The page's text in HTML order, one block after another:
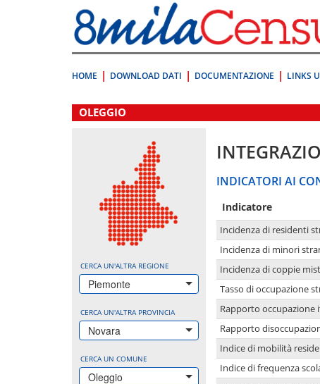
direttamente
a:
Contenuto
HOME DOWNLOAD DATI DOCUMENTAZIONE LINKS
.
OLEGGIO
CERCA UN'ALTRA REGIONE
Piemonte
CERCA UN'ALTRA PROVINCIA
Novara
CERCA UN COMUNE
Oleggio
INDICATORI AI
Indicatore
Incidenza di residenti
Incidenza di minori
Incidenza di coppie
Tasso di occupazione
Rapporto occupazione
Rapporto
Indice di mobilità
Indice di frequenza